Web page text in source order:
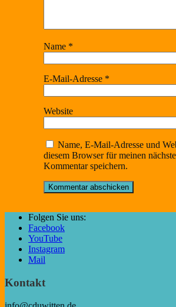
Name *
E-Mail-Adresse *
Website
Name, E-Mail-Adresse und
diesem Browser für meinen
Kommentar speichern.
Folgen Sie uns:
Facebook
YouTube
Instagram
Mail
Kontakt